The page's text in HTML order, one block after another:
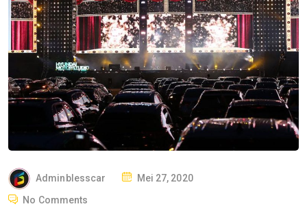
Adminblesscar
PMei 27, 2020
No Comments